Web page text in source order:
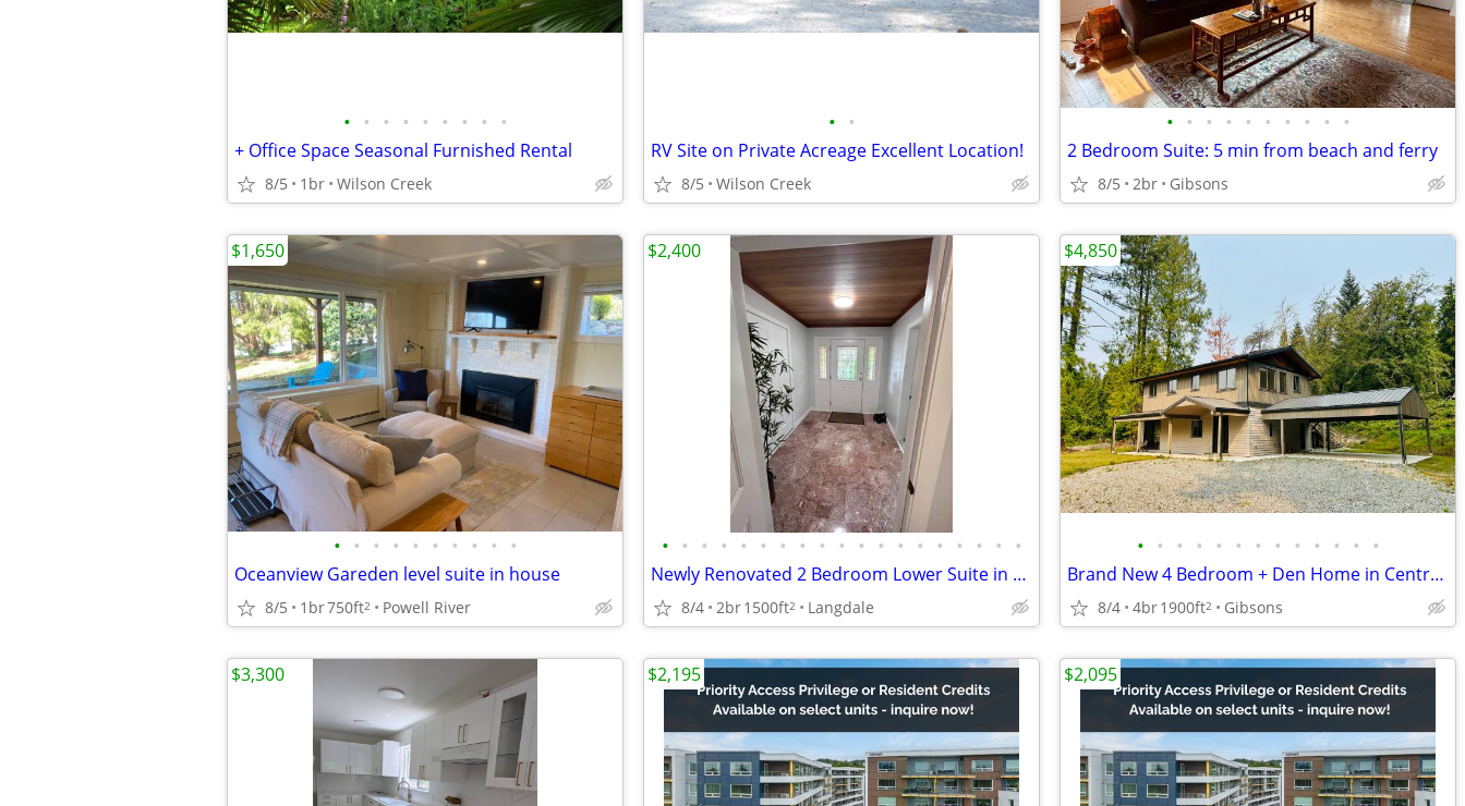
• • • • • • • • •
+ Office Space Seasonal Furnished Rental
8/5 1br Wilson Creek
• •
RV Site on Private Acreage Excellent Location!
8/5 Wilson Creek
• • • • • • • • • •
2 Bedroom Suite: 5 min from beach and ferry
8/5 2br Gibsons
• • • • • • • • • •
Oceanview Gareden level suite in house
8/5 1br750ft2 Powell River
$1,650
• • • • • • • • • • • • • • • • • • •
Newly Renovated 2 Bedroom Lower Suite in Langdale
8/4 2br1500ft2 Langdale
$2,400
• • • • • • • • • • • • •
Brand New 4 Bedroom + Den Home in Central Gibsons
8/4 4br1900ft2 Gibsons
$4,850
$3,300 $2,195 $2,095